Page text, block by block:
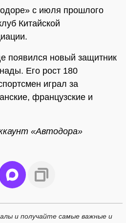
с июля прошлого
Китайской
появился новый защитник
Его рост 180
играл за
французские и
«Автодора»
и получайте самые важные и